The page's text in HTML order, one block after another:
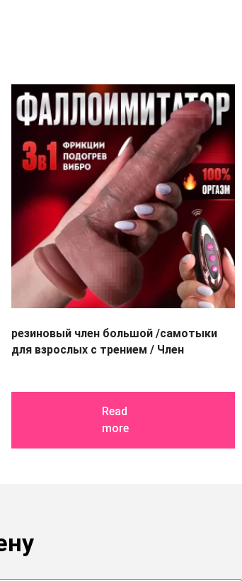
резиновый член большой /самотыки
для взрослых с трением / Член
Read
more